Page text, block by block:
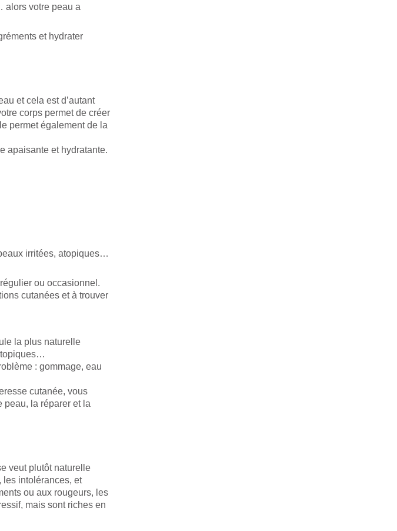
alors votre peau a
et hydrater
et cela est d’autant
corps permet de créer
permet également de la
apaisante et hydratante.
irritées, atopiques…
ou occasionnel.
cutanées et à trouver
la plus naturelle
: gommage, eau
cutanée, vous
peau, la réparer et la
veut plutôt naturelle
les intolérances, et
ou aux rougeurs, les
mais sont riches en